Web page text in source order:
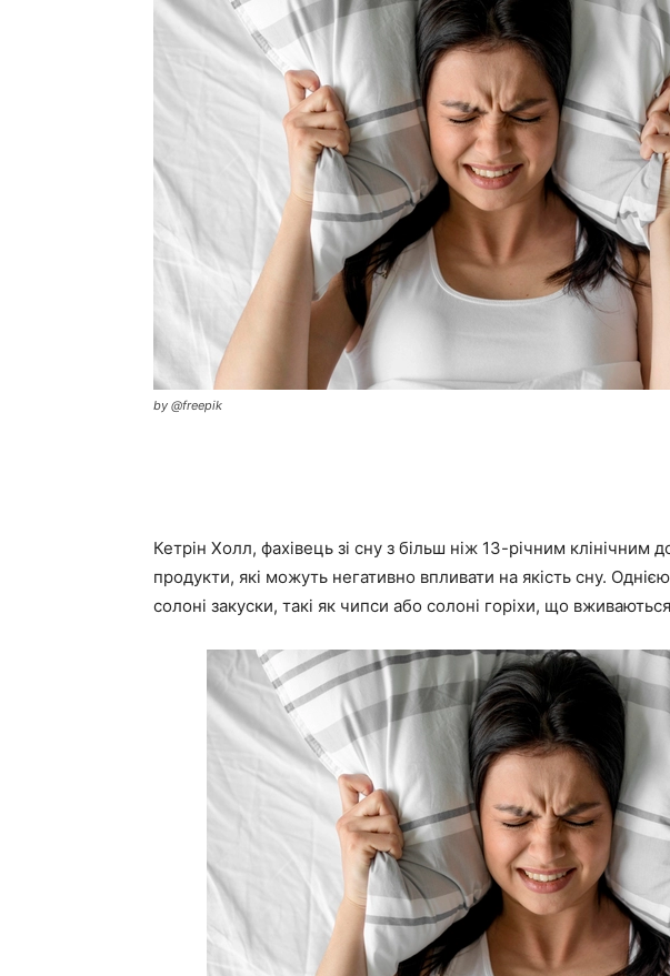
by @freepik
Кетрін Холл, фахівець зі сну з більш ніж 13-річним клінічним
продукти, які можуть негативно впливати на якість сну.
солоні закуски, такі як чипси або солоні горіхи, що